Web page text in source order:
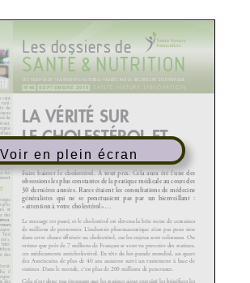
Voir en plein écran